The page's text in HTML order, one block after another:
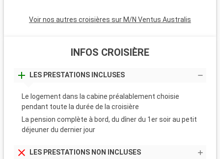
Voir nos autres croisières sur M/N Ventus Australis
INFOS CROISIÈRE
LES PRESTATIONS INCLUSES
Le logement dans la cabine préalablement choisie
pendant toute la durée de la croisière
La pension complète à bord, du dîner du 1er soir au petit
déjeuner du dernier jour
LES PRESTATIONS NON INCLUSES